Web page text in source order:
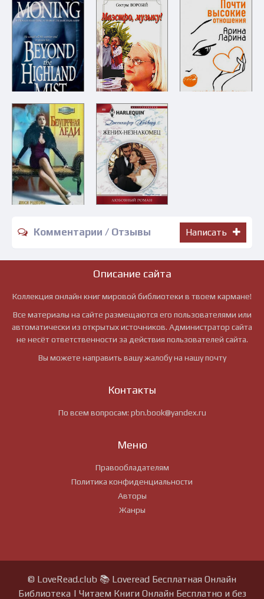
Комментарии / Отзывы Написать
Описание сайта
Коллекция онлайн книг мировой библиотеки в твоем кармане!
Все материалы на сайте размещаются его пользователями или
автоматически из открытых источников. Администратор сайта
не несёт ответственности за действия пользователей сайта.
Вы можете направить вашу жалобу на нашу почту
Контакты
По всем вопросам: pbn.book@yandex.ru
Меню
Правообладателям
Политика конфиденциальности
Авторы
Жанры
© LoveRead.club 📚 Loveread Бесплатная Онлайн
Библиотека | Читаем Книги Онлайн Бесплатно и без